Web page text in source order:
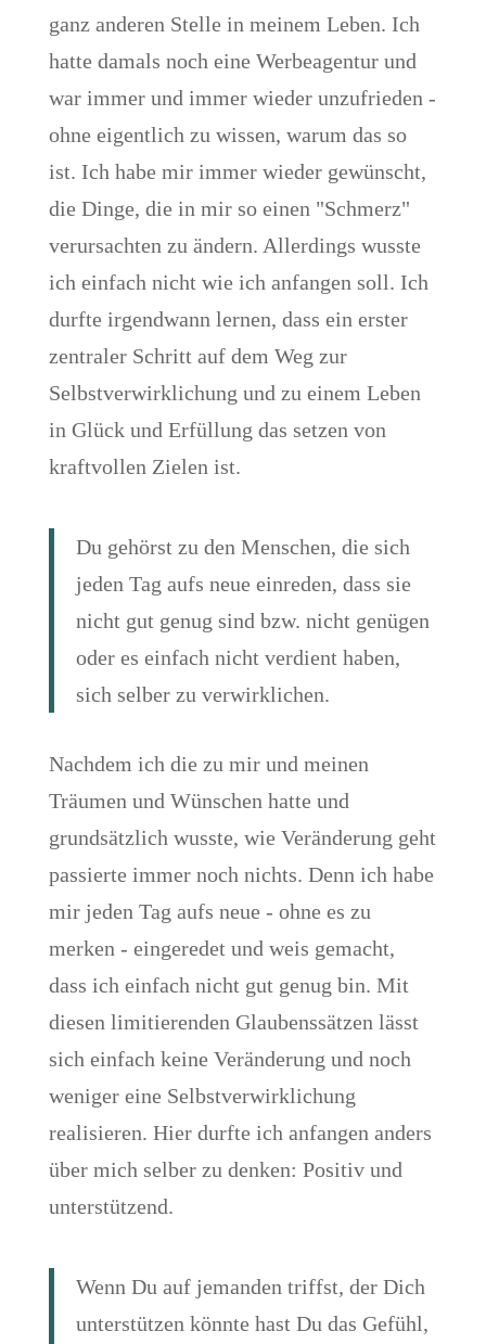
ganz anderen Stelle in meinem Leben. Ich
hatte damals noch eine Werbeagentur und
war immer und immer wieder unzufrieden -
ohne eigentlich zu wissen, warum das so
ist. Ich habe mir immer wieder gewünscht,
die Dinge, die in mir so einen "Schmerz"
verursachten zu ändern. Allerdings wusste
ich einfach nicht wie ich anfangen soll. Ich
durfte irgendwann lernen, dass ein erster
zentraler Schritt auf dem Weg zur
Selbstverwirklichung und zu einem Leben
in Glück und Erfüllung das setzen von
kraftvollen Zielen ist.
Du gehörst zu den Menschen, die sich
jeden Tag aufs neue einreden, dass sie
nicht gut genug sind bzw. nicht genügen
oder es einfach nicht verdient haben,
sich selber zu verwirklichen.
Nachdem ich die zu mir und meinen
Träumen und Wünschen hatte und
grundsätzlich wusste, wie Veränderung geht
passierte immer noch nichts. Denn ich habe
mir jeden Tag aufs neue - ohne es zu
merken - eingeredet und weis gemacht,
dass ich einfach nicht gut genug bin. Mit
diesen limitierenden Glaubenssätzen lässt
sich einfach keine Veränderung und noch
weniger eine Selbstverwirklichung
realisieren. Hier durfte ich anfangen anders
über mich selber zu denken: Positiv und
unterstützend.
Wenn Du auf jemanden triffst, der Dich
unterstützen könnte hast Du das Gefühl,